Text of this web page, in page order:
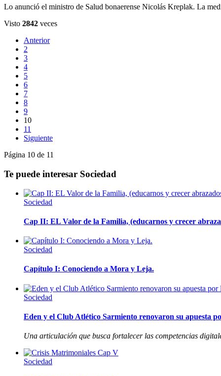
Lo anunció el ministro de Salud bonaerense Nicolás Kreplak. La
Visto 2842 veces
Anterior
2
3
4
5
6
7
8
9
10
11
Siguiente
Página 10 de 11
Te puede interesar Sociedad
Sociedad
Cap II: EL Valor de la Familia, (educarnos y crecer
Sociedad
Capítulo I: Conociendo a Mora y Leja.
Sociedad
Eden y el Club Atlético Sarmiento renovaron su apuesta
Una articulación que busca fortalecer las competencias
Sociedad